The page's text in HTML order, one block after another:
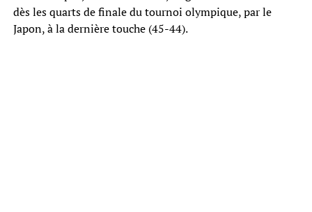
dès les quarts de finale du tournoi olympique, par le
Japon, à la dernière touche (45-44).